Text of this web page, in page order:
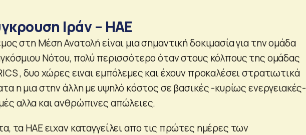
Ιράν – ΗΑΕ
στη Μέση Ανατολή είναι μια σημαντική δοκιμασία για την ομάδα
Νότου, πολύ περισσότερο όταν στους κόλπους της ομάδας
, δυο χώρες ειναι εμπόλεμες και έχουν προκαλέσει στρατιωτικά
η μια στην άλλη με υψηλό κόστος σε βασικές -κυρίως ενεργειακές-
αλλα και ανθρώπινες απώλειες.
τα ΗΑΕ ειχαν καταγγείλει απο τις πρώτες ημέρες των